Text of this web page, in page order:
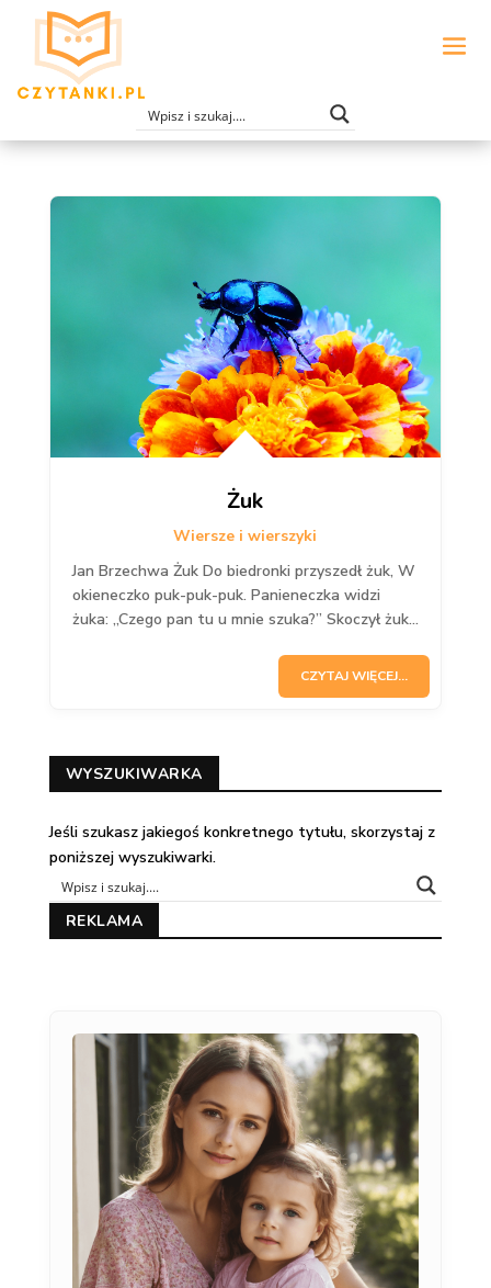
Żuk
Wiersze i wierszyki
Jan Brzechwa Żuk Do biedronki przyszedł żuk, W
okieneczko puk-puk-puk. Panieneczka widzi
żuka: „Czego pan tu u mnie szuka?” Skoczył żuk...
CZYTAJ WIĘCEJ...
WYSZUKIWARKA
Jeśli szukasz jakiegoś konkretnego tytułu, skorzystaj z
poniższej wyszukiwarki.
REKLAMA